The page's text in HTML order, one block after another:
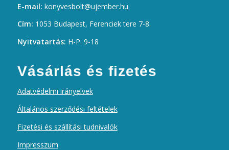
E-mail: konyvesbolt@ujember.hu
Cím: 1053 Budapest, Ferenciek tere 7-8.
Nyitvatartás: H-P: 9-18
Vásárlás és fizetés
Adatvédelmi irányelvek
Általános szerződési feltételek
Fizetési és szállítási tudnivalók
Impresszum